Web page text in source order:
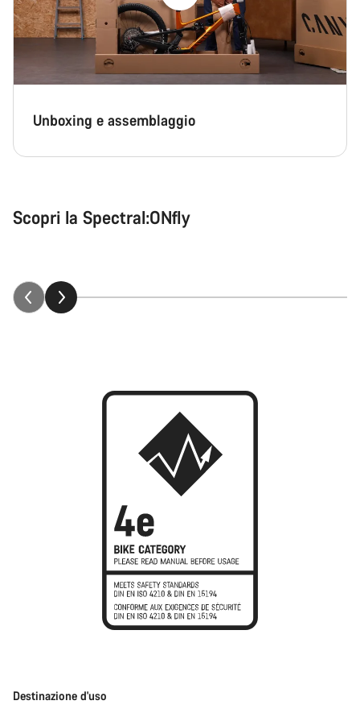
Unboxing e assemblaggio
Scopri la Spectral:ONfly
Dietro i rumors: scopri i dettagli della
Spectral:ONfly
Destinazione d'uso